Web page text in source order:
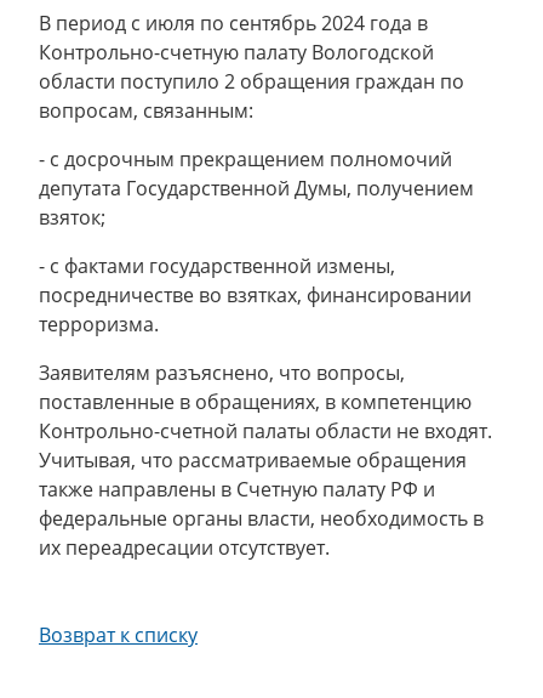
В период с июля по сентябрь 2024 года в
Контрольно-счетную палату Вологодской
области поступило 2 обращения граждан по
вопросам, связанным:
- с досрочным прекращением полномочий
депутата Государственной Думы, получением
взяток;
- с фактами государственной измены,
посредничестве во взятках, финансировании
терроризма.
Заявителям разъяснено, что вопросы,
поставленные в обращениях, в компетенцию
Контрольно-счетной палаты области не входят.
Учитывая, что рассматриваемые обращения
также направлены в Счетную палату РФ и
федеральные органы власти, необходимость в
их переадресации отсутствует.
Возврат к списку